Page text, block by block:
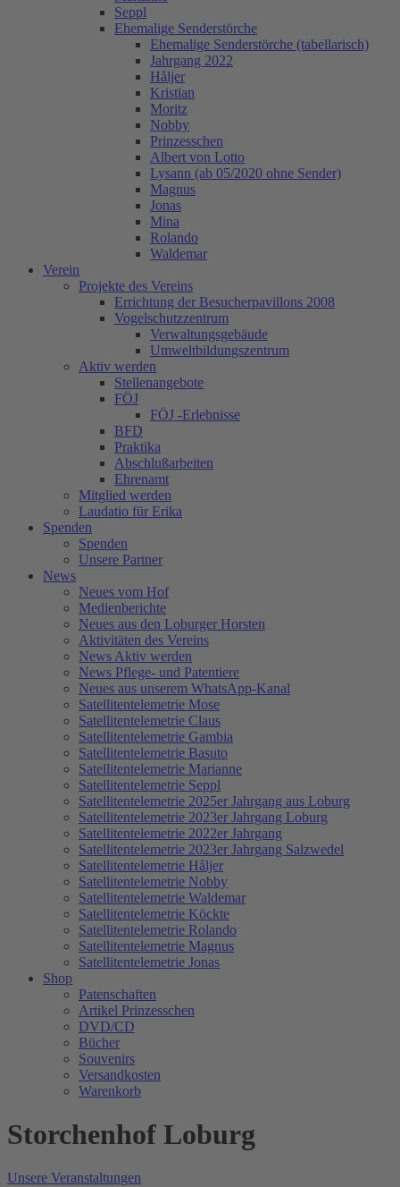
Seppl
Ehemalige Senderstörche
Ehemalige Senderstörche (tabellarisch)
Jahrgang 2022
Håljer
Kristian
Moritz
Nobby
Prinzesschen
Albert von Lotto
Lysann (ab 05/2020 ohne Sender)
Magnus
Jonas
Mina
Rolando
Waldemar
Verein
Projekte des Vereins
Errichtung der Besucherpavillons 2008
Vogelschutzzentrum
Verwaltungsgebäude
Umweltbildungszentrum
Aktiv werden
Stellenangebote
FÖJ
FÖJ -Erlebnisse
BFD
Praktika
Abschlußarbeiten
Ehrenamt
Mitglied werden
Laudatio für Erika
Spenden
Spenden
Unsere Partner
News
Neues vom Hof
Medienberichte
Neues aus den Loburger Horsten
Aktivitäten des Vereins
News Aktiv werden
News Pflege- und Patentiere
Neues aus unserem WhatsApp-Kanal
Satellitentelemetrie Mose
Satellitentelemetrie Claus
Satellitentelemetrie Gambia
Satellitentelemetrie Basuto
Satellitentelemetrie Marianne
Satellitentelemetrie Seppl
Satellitentelemetrie 2025er Jahrgang aus Loburg
Satellitentelemetrie 2023er Jahrgang Loburg
Satellitentelemetrie 2022er Jahrgang
Satellitentelemetrie 2023er Jahrgang Salzwedel
Satellitentelemetrie Håljer
Satellitentelemetrie Nobby
Satellitentelemetrie Waldemar
Satellitentelemetrie Köckte
Satellitentelemetrie Rolando
Satellitentelemetrie Magnus
Satellitentelemetrie Jonas
Shop
Patenschaften
Artikel Prinzesschen
DVD/CD
Bücher
Souvenirs
Versandkosten
Warenkorb
Storchenhof Loburg
Unsere Veranstaltungen